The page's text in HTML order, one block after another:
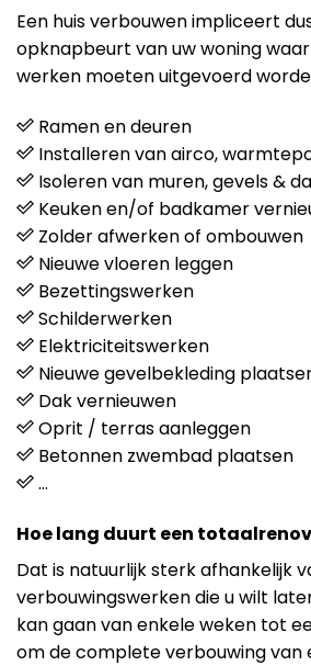
Een huis verbouwen impliceert
opknapbeurt van uw woning
werken moeten uitgevoerd
Ramen en deuren
Installeren van airco,
Isoleren van muren, gevels &
Keuken en/of badkamer
Zolder afwerken of ombouwen
Nieuwe vloeren leggen
Bezettingswerken
Schilderwerken
Elektriciteitswerken
Nieuwe gevelbekleding
Dak vernieuwen
Oprit / terras aanleggen
Betonnen zwembad plaatsen
…
Hoe lang duurt een
Dat is natuurlijk sterk afhankelijk
verbouwingswerken die u wilt
kan gaan van enkele weken tot
om de complete verbouwing van